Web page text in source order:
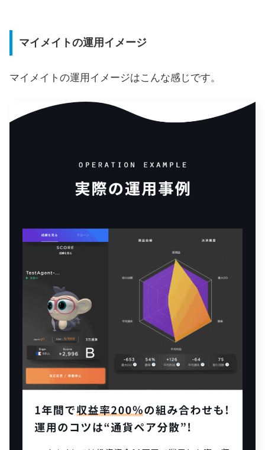
マイメイトの運用イメージ
マイメイトの運用イメージはこんな感じです。